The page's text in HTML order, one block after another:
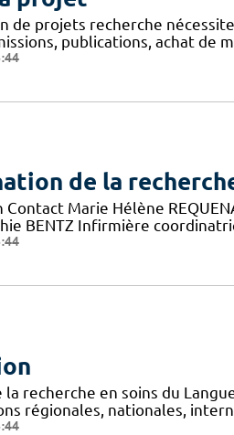
de projets recherche
publications, achat de
de la
Contact Marie Hélène
BENTZ Infirmière
la recherche en soins du
régionales, nationales,